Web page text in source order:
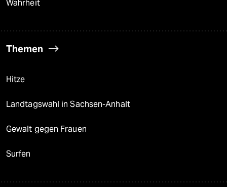
Wahrheit
Themen
Hitze
Landtagswahl in Sachsen-Anhalt
Gewalt gegen Frauen
Surfen